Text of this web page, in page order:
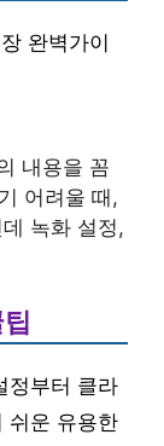
완벽가이
내용을 꼼
어려울 때,
녹화 설정,
정부터 클라
쉬운 유용한